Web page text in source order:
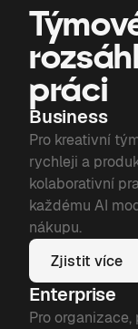
práci
Business
Pro kreativní
rychleji a
kolaborativní
každému AI
nákupu.
Zjistit více
Enterprise
Pro